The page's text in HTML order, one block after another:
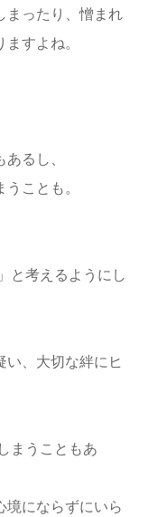
まったり、憎まれ
すよね。
るし、
ことも。
と考えるようにし
、大切な絆にヒ
まうこともあ
境にならずにいら